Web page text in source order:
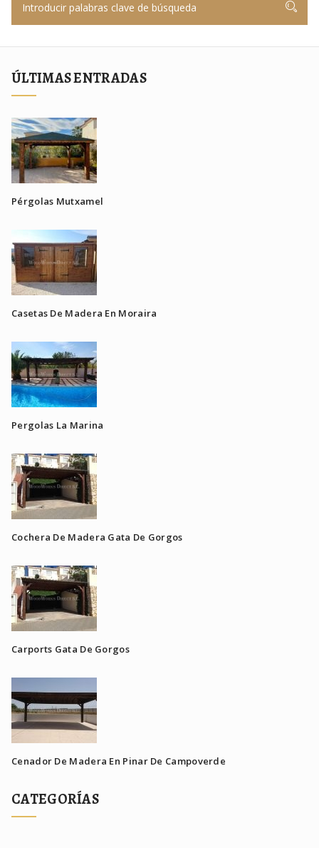
ÚLTIMAS ENTRADAS
Pérgolas Mutxamel
Casetas De Madera En Moraira
Pergolas La Marina
Cochera De Madera Gata De Gorgos
Carports Gata De Gorgos
Cenador De Madera En Pinar De Campoverde
CATEGORÍAS